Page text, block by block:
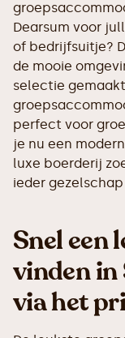
Dearsum voor
of bedrijfsuitje?
de mooie
selectie
perfect voor
je nu een
luxe boerderij
ieder
Snel een
vinden
via het